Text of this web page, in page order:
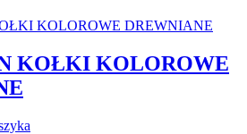
KOŁKI KOLOROWE